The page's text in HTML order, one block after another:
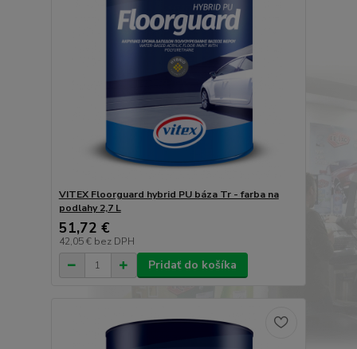
VITEX Floorguard hybrid PU báza Tr - farba na
podlahy 2,7 L
51,72 €
42,05 € bez DPH
Pridať do košíka